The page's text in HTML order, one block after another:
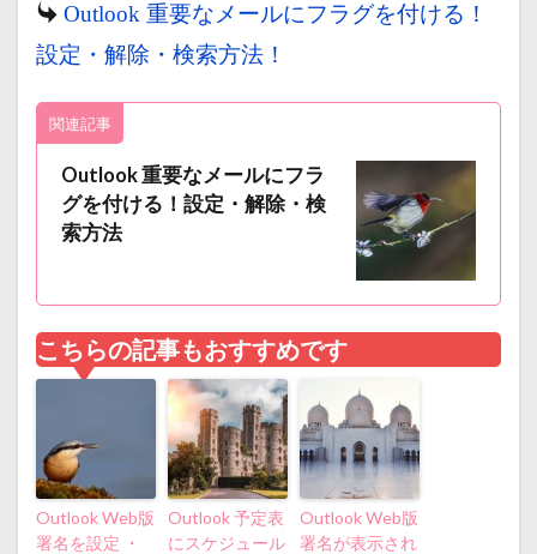
Outlook 重要なメールにフラグを付ける！
設定・解除・検索方法！
関連記事
Outlook 重要なメールにフラ
グを付ける！設定・解除・検
索方法
こちらの記事もおすすめです
Outlook Web版
署名を設定 ・
Outlook 予定表
にスケジュール
Outlook Web版
署名が表示され